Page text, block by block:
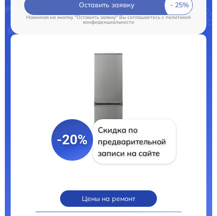
Оставить заявку
Нажимая на кнопку "Оставить заявку" Вы соглашаетесь c политикой
конфиденциальности
-20%
Скидка по
предварительной
записи на сайте
Цены на ремонт